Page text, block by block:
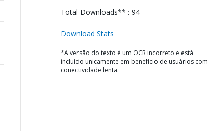
Total Downloads** : 94
Download Stats
*A versão do texto é um OCR incorreto e está
incluído unicamente em benefício de usuários com
conectividade lenta.